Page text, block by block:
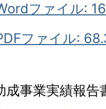
ファイル:
ファイル:
成事業実績報告